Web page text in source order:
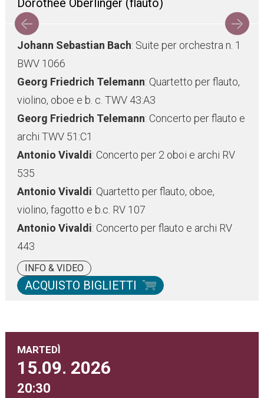
Dorothee Oberlinger (flauto)
Johann Sebastian Bach: Suite per orchestra n. 1
BWV 1066
Georg Friedrich Telemann: Quartetto per flauto,
violino, oboe e b. c. TWV 43:A3
Georg Friedrich Telemann: Concerto per flauto e
archi TWV 51:C1
Antonio Vivaldi: Concerto per 2 oboi e archi RV
535
Antonio Vivaldi: Quartetto per flauto, oboe,
violino, fagotto e b.c. RV 107
Antonio Vivaldi: Concerto per flauto e archi RV
443
INFO & VIDEO
ACQUISTO BIGLIETTI
MARTEDÌ
15.09. 2026
20:30